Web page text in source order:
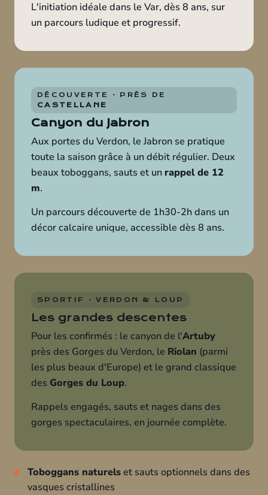
L'initiation idéale dans le Var, dès 8 ans, sur
un parcours ludique et progressif.
DÉCOUVERTE · PRÈS DE
CASTELLANE
Canyon du Jabron
Aux portes du Verdon, le Jabron se pratique
toute la saison grâce à un débit régulier. Deux
beaux toboggans, sauts et un rappel de 12
m.
Un parcours découverte de 1h30-2h dans un
décor calcaire unique, accessible dès 8 ans.
SPORTIF · VERDON & LOUP
Les grandes descentes
Pour les confirmés : le canyon de l'Artuby
près des Gorges du Verdon, le Riolan (parmi
les plus beaux d'Europe) et le grand classique
des Gorges du Loup.
Rappels engagés, sauts et nages dans des
gorges spectaculaires, en journée complète.
Toboggans naturelset sauts optionnels dans des
vasques cristallines